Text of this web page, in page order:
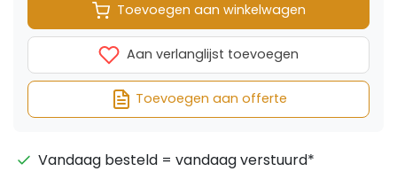
Toevoegen aan winkelwagen
Aan verlanglijst toevoegen
Toevoegen aan offerte
Vandaag besteld = vandaag verstuurd*